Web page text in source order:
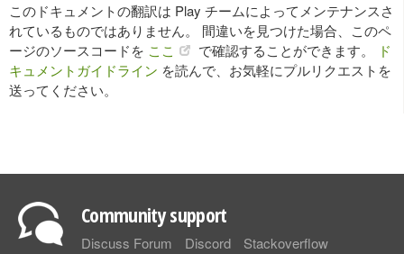
このドキュメントの翻訳は Play チームによってメンテナンスさ
れているものではありません。 間違いを見つけた場合、このペ
ージのソースコードを ここ で確認することができます。
ド
キュメントガイドライン を読んで、お気軽にプルリクエストを
送ってください。
Community support
Discuss Forum Discord Stackoverflow